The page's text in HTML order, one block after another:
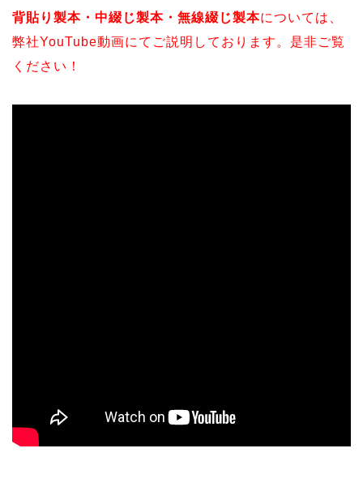
背貼り製本・中綴じ製本・無線綴じ製本については、
弊社YouTube動画にてご説明しております。是非ご覧
ください！